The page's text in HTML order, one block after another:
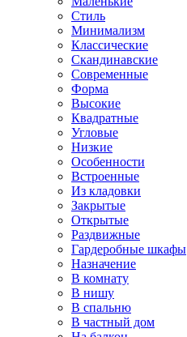
Стиль
Минимализм
Классические
Скандинавские
Современные
Форма
Высокие
Квадратные
Угловые
Низкие
Особенности
Встроенные
Из кладовки
Закрытые
Открытые
Раздвижные
Гардеробные шкафы
Назначение
В комнату
В нишу
В спальню
В частный дом